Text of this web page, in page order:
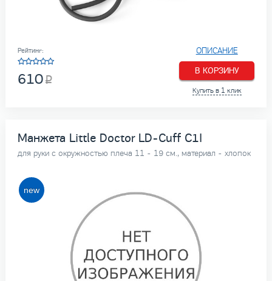
ОПИСАНИЕ
В КОРЗИНУ
Купить в 1 клик
Рейтинг:
610
Манжета Little Doctor LD-Cuff C1I
для руки с окружностью плеча 11 - 19 см., материал - хлопок